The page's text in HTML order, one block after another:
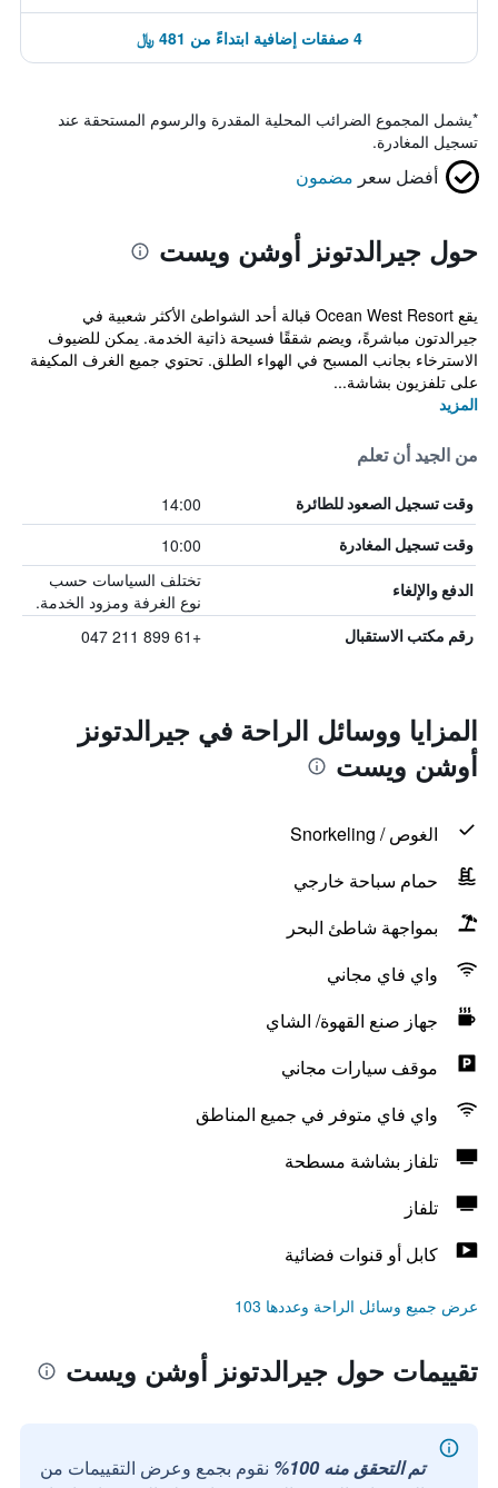
4 صفقات إضافية ابتداءً من 481 ﷼
*يشمل المجموع الضرائب المحلية المقدرة والرسوم المستحقة عند
تسجيل المغادرة.
أفضل سعر مضمون
حول جيرالدتونز أوشن ويست
يقع Ocean West Resort قبالة أحد الشواطئ الأكثر شعبية في
جيرالدتون مباشرةً، ويضم شققًا فسيحة ذاتية الخدمة. يمكن للضيوف
الاسترخاء بجانب المسبح في الهواء الطلق. تحتوي جميع الغرف المكيفة
على تلفزيون بشاشة...
المزيد
من الجيد أن تعلم
وقت تسجيل الصعود للطائرة 14:00
وقت تسجيل المغادرة 10:00
الدفع والإلغاء
تختلف السياسات حسب
نوع الغرفة ومزود الخدمة.
رقم مكتب الاستقبال +61 899 211 047
المزايا ووسائل الراحة في جيرالدتونز
أوشن ويست
الغوص / Snorkeling
حمام سباحة خارجي
بمواجهة شاطئ البحر
واي فاي مجاني
جهاز صنع القهوة/ الشاي
موقف سيارات مجاني
واي فاي متوفر في جميع المناطق
تلفاز بشاشة مسطحة
تلفاز
كابل أو قنوات فضائية
عرض جميع وسائل الراحة وعددها 103
تقييمات حول جيرالدتونز أوشن ويست
تم التحقق منه 100%
نقوم بجمع وعرض التقييمات من